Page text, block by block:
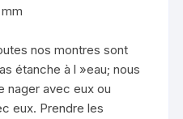
mm
nos montres sont
étanche à l »eau; nous
nager avec eux ou
eux. Prendre les